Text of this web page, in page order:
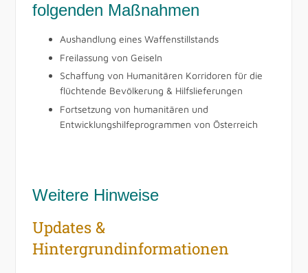
folgenden Maßnahmen
Aushandlung eines Waffenstillstands
Freilassung von Geiseln
Schaffung von Humanitären Korridoren für die
flüchtende Bevölkerung & Hilfslieferungen
Fortsetzung von humanitären und
Entwicklungshilfeprogrammen von Österreich
Weitere Hinweise
Updates &
Hintergrundinformationen